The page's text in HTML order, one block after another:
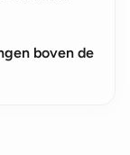
boven de